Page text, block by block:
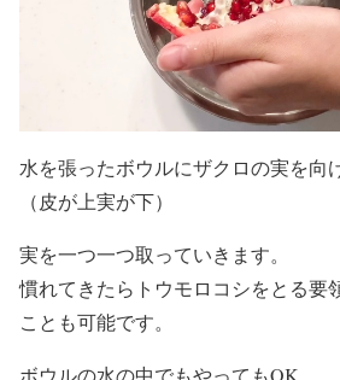
水を張ったボウルにザクロの実を向
（皮が上実が下）
実を一つ一つ取っていきます。
慣れてきたらトウモロコシをとる要
ことも可能です。